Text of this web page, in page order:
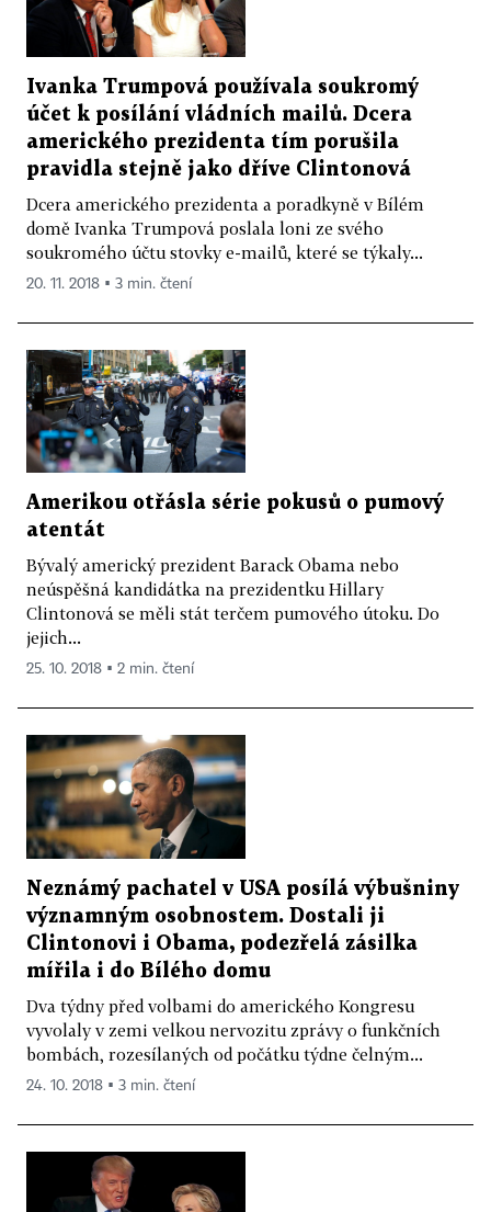
Ivanka Trumpová používala soukromý
účet k posílání vládních mailů. Dcera
amerického prezidenta tím porušila
pravidla stejně jako dříve Clintonová
Dcera amerického prezidenta a poradkyně v Bílém
domě Ivanka Trumpová poslala loni ze svého
soukromého účtu stovky e-mailů, které se týkaly...
20. 11. 2018 ▪ 3 min. čtení
Amerikou otřásla série pokusů o pumový
atentát
Bývalý americký prezident Barack Obama nebo
neúspěšná kandidátka na prezidentku Hillary
Clintonová se měli stát terčem pumového útoku. Do
jejich...
25. 10. 2018 ▪ 2 min. čtení
Neznámý pachatel v USA posílá výbušniny
významným osobnostem. Dostali ji
Clintonovi i Obama, podezřelá zásilka
mířila i do Bílého domu
Dva týdny před volbami do amerického Kongresu
vyvolaly v zemi velkou nervozitu zprávy o funkčních
bombách, rozesílaných od počátku týdne čelným...
24. 10. 2018 ▪ 3 min. čtení